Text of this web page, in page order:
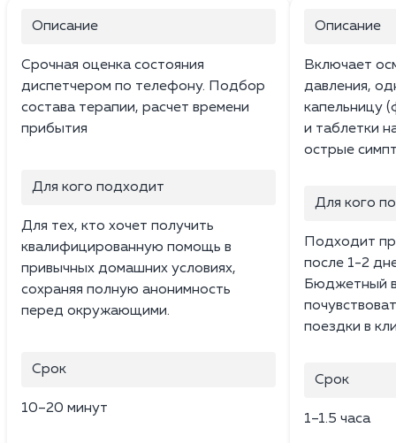
Описание
Срочная оценка состояния
диспетчером по телефону. Подбор
состава терапии, расчет времени
прибытия
Для кого подходит
Для тех, кто хочет получить
квалифицированную помощь в
привычных домашних условиях,
сохраняя полную анонимность
перед окружающими.
Срок
10–20 минут
Описание
Включает
давления,
капельницу
и таблетки
острые
Для кого
Подходит
после 1-2
Бюджетный
поездки в
Срок
1–1.5 часа